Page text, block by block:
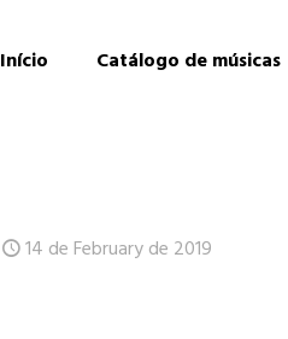
Início Catálogo de músicas
14 de February de 2019